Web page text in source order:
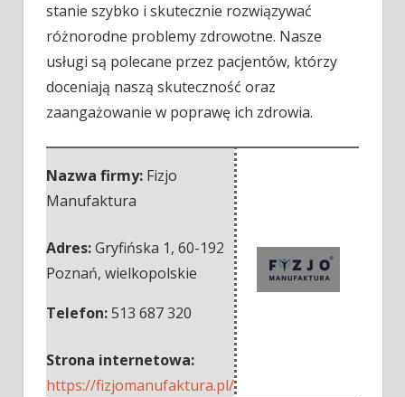
stanie szybko i skutecznie rozwiązywać
różnorodne problemy zdrowotne. Nasze
usługi są polecane przez pacjentów, którzy
doceniają naszą skuteczność oraz
zaangażowanie w poprawę ich zdrowia.
Nazwa firmy: Fizjo
Manufaktura
Adres:Gryfińska 1, 60-192
Poznań, wielkopolskie
Telefon:513 687 320
Strona internetowa:
https://fizjomanufaktura.pl/